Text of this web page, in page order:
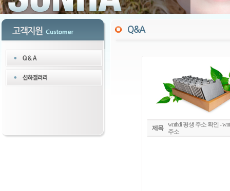
제목
wnthdi 평생 주소 확인 -
주소